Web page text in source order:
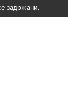
задржани.